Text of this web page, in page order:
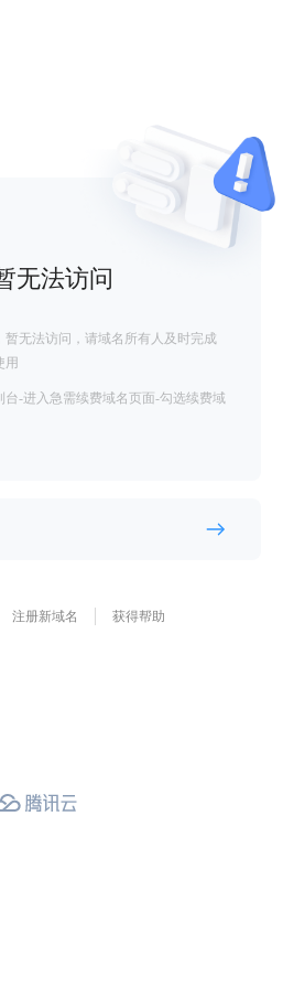
无法访问
无法访问，请域名所有人及时完成
用
-进入急需续费域名页面-勾选续费域
注册新域名 获得帮助